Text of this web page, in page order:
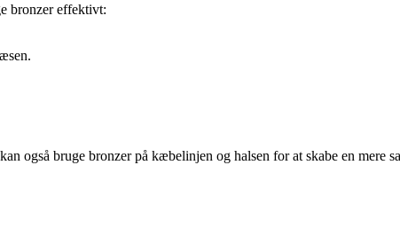
bronzer effektivt:
også bruge bronzer på kæbelinjen og halsen for at skabe en mere